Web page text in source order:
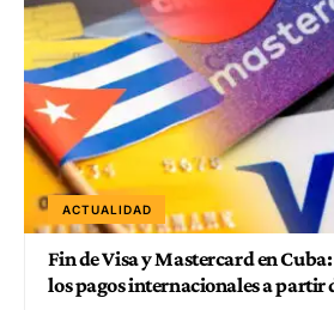
ACTUALIDAD
Fin de Visa y Mastercard en
los pagos internacionales a partir